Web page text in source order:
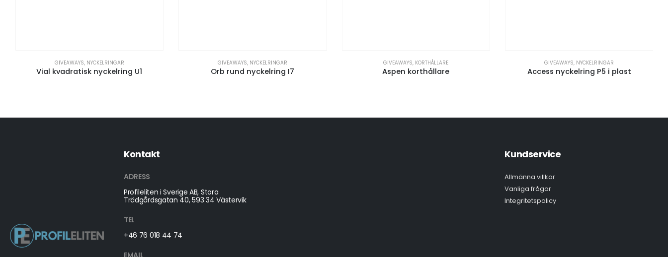
GIVEAWAYS, NYCKELRINGAR
Vial kvadratisk nyckelring U1
GIVEAWAYS, NYCKELRINGAR
Orb rund nyckelring I7
GIVEAWAYS, KORTHÅLLARE
Aspen korthållare
GIVEAWAYS, NYCKELRINGAR
Access nyckelring P5 i plast
Kontakt
ADRESS
Profileliten i Sverige AB, Stora
Trädgårdsgatan 40, 593 34 Västervik
TEL
+46 76 018 44 74
EMAIL
Kundservice
Allmänna villkor
Vanliga frågor
Integritetspolicy